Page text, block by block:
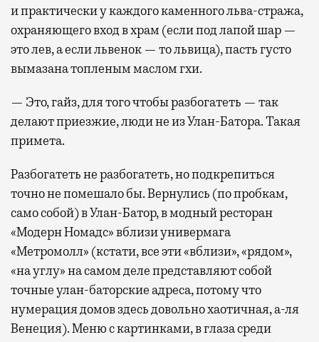
и практически у каждого каменного льва-стража,
охраняющего вход в храм (если под лапой шар —
это лев, а если львенок — то львица), пасть густо
вымазана топленым маслом гхи.
— Это, гайз, для того чтобы разбогатеть — так
делают приезжие, люди не из Улан-Батора. Такая
примета.
Разбогатеть не разбогатеть, но подкрепиться
точно не помешало бы. Вернулись (по пробкам,
само собой) в Улан-Батор, в модный ресторан
«Модерн Номадс» вблизи универмага
«Метромолл» (кстати, все эти «вблизи», «рядом»,
«на углу» на самом деле представляют собой
точные улан-баторские адреса, потому что
нумерация домов здесь довольно хаотичная, а-ля
Венеция). Меню с картинками, в глаза среди